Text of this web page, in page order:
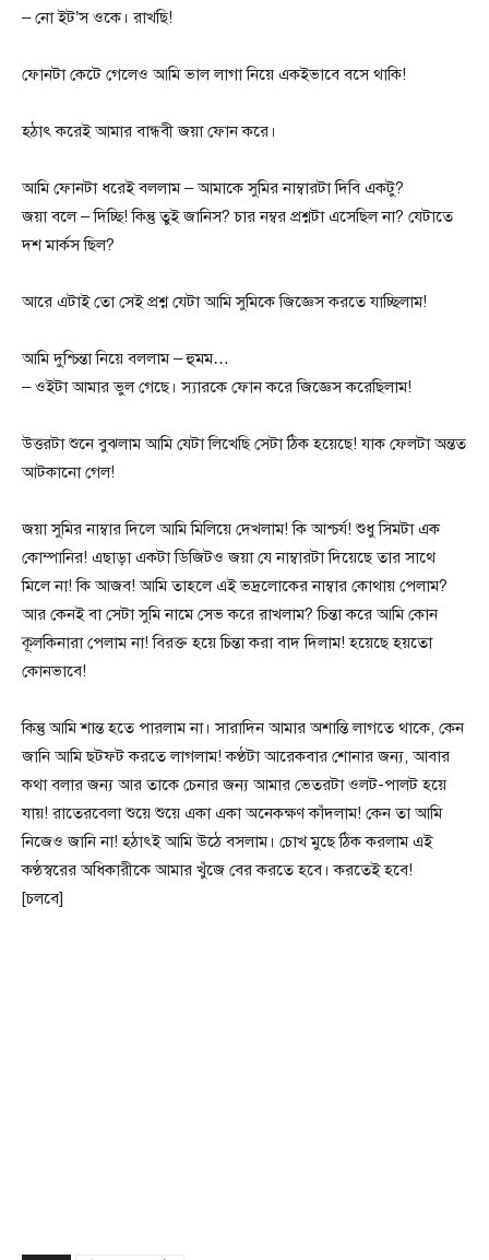
– নো ইট’স ওকে। রাখছি!
ফোনটা কেটে গেলেও আমি ভাল লাগা নিয়ে একইভাবে বসে থাকি!
হঠাৎ করেই আমার বান্ধবী জয়া ফোন করে।
আমি ফোনটা ধরেই বললাম – আমাকে সুমির নাম্বারটা দিবি একটু?
জয়া বলে – দিচ্ছি! কিন্তু তুই জানিস? চার নম্বর প্রশ্নটা এসেছিল না? যেটাতে
দশ মার্কস ছিল?
আরে এটাই তো সেই প্রশ্ন যেটা আমি সুমিকে জিজ্ঞেস করতে যাচ্ছিলাম!
আমি দুশ্চিন্তা নিয়ে বললাম – হুমম…
– ওইটা আমার ভুল গেছে। স্যারকে ফোন করে জিজ্ঞেস করেছিলাম!
উত্তরটা শুনে বুঝলাম আমি যেটা লিখেছি সেটা ঠিক হয়েছে! যাক ফেলটা অন্তত
আটকানো গেল!
জয়া সুমির নাম্বার দিলে আমি মিলিয়ে দেখলাম! কি আশ্চর্য! শুধু সিমটা এক
কোম্পানির! এছাড়া একটা ডিজিটও জয়া যে নাম্বারটা দিয়েছে তার সাথে
মিলে না! কি আজব! আমি তাহলে এই ভদ্রলোকের নাম্বার কোথায় পেলাম?
আর কেনই বা সেটা সুমি নামে সেভ করে রাখলাম? চিন্তা করে আমি কোন
কূলকিনারা পেলাম না! বিরক্ত হয়ে চিন্তা করা বাদ দিলাম! হয়েছে হয়তো
কোনভাবে!
কিন্তু আমি শান্ত হতে পারলাম না। সারাদিন আমার অশান্তি লাগতে থাকে, কেন
জানি আমি ছটফট করতে লাগলাম! কণ্ঠটা আরেকবার শোনার জন্য, আবার
কথা বলার জন্য আর তাকে চেনার জন্য আমার ভেতরটা ওলট-পালট হয়ে
যায়! রাতেরবেলা শুয়ে শুয়ে একা একা অনেকক্ষণ কাঁদলাম! কেন তা আমি
নিজেও জানি না! হঠাৎই আমি উঠে বসলাম। চোখ মুছে ঠিক করলাম এই
কণ্ঠস্বরের অধিকারীকে আমার খুঁজে বের করতে হবে। করতেই হবে!
[চলবে]